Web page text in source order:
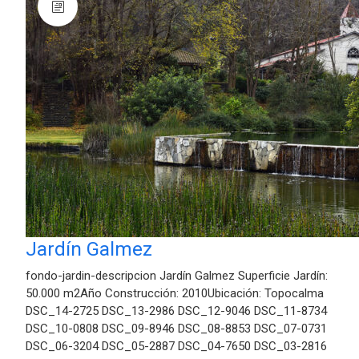
Jardín Galmez
fondo-jardin-descripcion Jardín Galmez Superficie Jardín:
50.000 m2Año Construcción: 2010Ubicación: Topocalma
DSC_14-2725 DSC_13-2986 DSC_12-9046 DSC_11-8734
DSC_10-0808 DSC_09-8946 DSC_08-8853 DSC_07-0731
DSC_06-3204 DSC_05-2887 DSC_04-7650 DSC_03-2816